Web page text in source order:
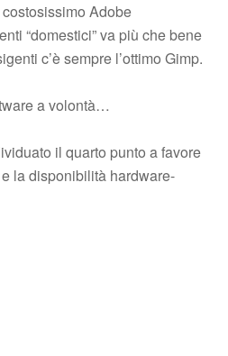
Adobe
“domestici” va più che bene
c’è sempre l’ottimo Gimp.
a volontà…
il quarto punto a favore
la disponibilità hardware-